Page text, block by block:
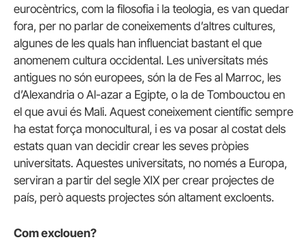
eurocèntrics, com la filosofia i la teologia, es van quedar
fora, per no parlar de coneixements d’altres cultures,
algunes de les quals han influenciat bastant el que
anomenem cultura occidental. Les universitats més
antigues no són europees, són la de Fes al Marroc, les
d’Alexandria o Al-azar a Egipte, o la de Tombouctou en
el que avui és Mali. Aquest coneixement científic sempre
ha estat força monocultural, i es va posar al costat dels
estats quan van decidir crear les seves pròpies
universitats. Aquestes universitats, no només a Europa,
serviran a partir del segle XIX per crear projectes de
país, però aquests projectes són altament excloents.
Com exclouen?